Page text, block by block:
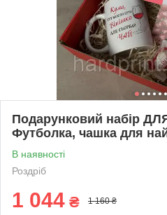
Подарунковий набір
Футболка, чашка для
В наявності
Роздріб
1 044 ₴ 1 160 ₴